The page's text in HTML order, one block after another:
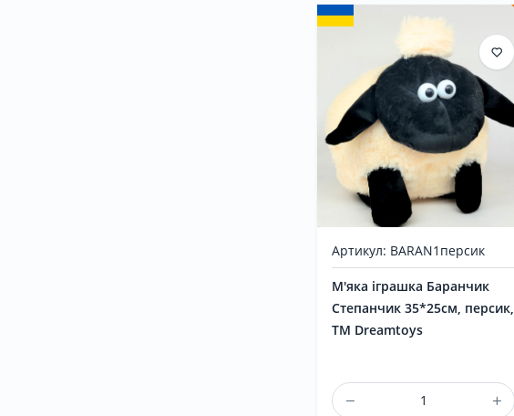
Артикул: BARAN1персик
М'яка іграшка Баранчик
Степанчик 35*25см, персик,
ТМ Dreamtoys